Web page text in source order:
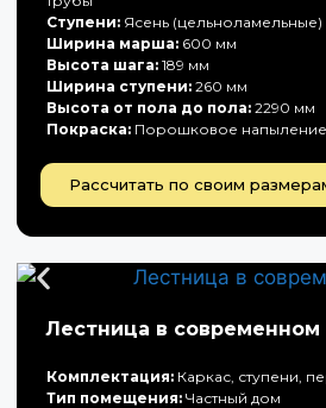
Ступени: Ясень (цельноламельные)
Ширина марша: 600 мм
Высота шага: 189 мм
Ширина ступени: 260 мм
Высота от пола до пола: 2290 мм
Покраска: Порошковое напыление.
Рассчитать по своим
Лестница в современном
Комплектация: Каркас, ступени,
Тип помещения: Частный дом